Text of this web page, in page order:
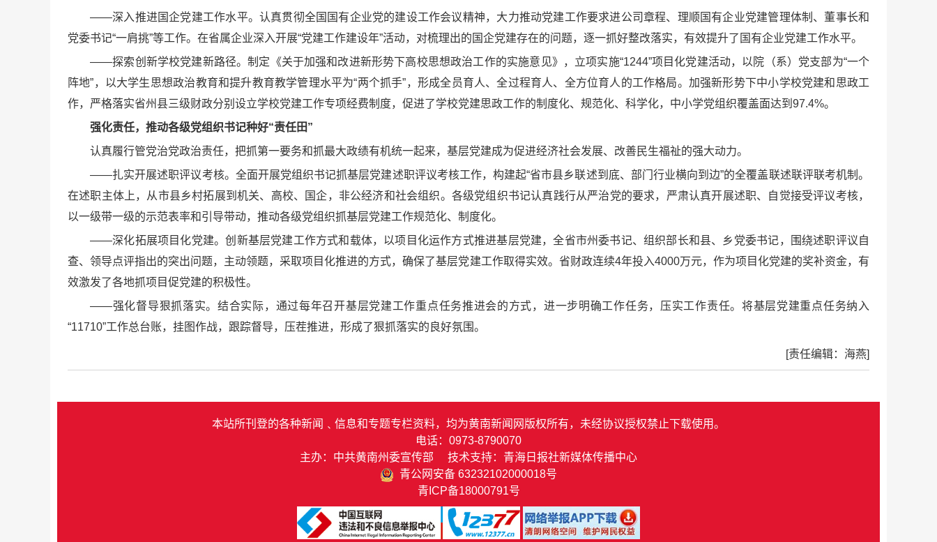
——深入推进国企党建工作水平。认真贯彻全国国有企业党的建设工作会议精神，大力推动党建工作要求进公司章程、理顺国有企业党建管理体制、董事长和
党委书记“一肩挑”等工作。在省属企业深入开展“党建工作建设年”活动，对梳理出的国企党建存在的问题，逐一抓好整改落实，有效提升了国有企业党建工作水平。
——探索创新学校党建新路径。制定《关于加强和改进新形势下高校思想政治工作的实施意见》，立项实施“1244”项目化党建活动，以院（系）党支部为“一个
阵地”，以大学生思想政治教育和提升教育教学管理水平为“两个抓手”，形成全员育人、全过程育人、全方位育人的工作格局。加强新形势下中小学校党建和思政工
作，严格落实省州县三级财政分别设立学校党建工作专项经费制度，促进了学校党建思政工作的制度化、规范化、科学化，中小学党组织覆盖面达到97.4%。
强化责任，推动各级党组织书记种好“责任田”
认真履行管党治党政治责任，把抓第一要务和抓最大政绩有机统一起来，基层党建成为促进经济社会发展、改善民生福祉的强大动力。
——扎实开展述职评议考核。全面开展党组织书记抓基层党建述职评议考核工作，构建起“省市县乡联述到底、部门行业横向到边”的全覆盖联述联评联考机制。
在述职主体上，从市县乡村拓展到机关、高校、国企，非公经济和社会组织。各级党组织书记认真践行从严治党的要求，严肃认真开展述职、自觉接受评议考核，
以一级带一级的示范表率和引导带动，推动各级党组织抓基层党建工作规范化、制度化。
——深化拓展项目化党建。创新基层党建工作方式和载体，以项目化运作方式推进基层党建，全省市州委书记、组织部长和县、乡党委书记，围绕述职评议自
查、领导点评指出的突出问题，主动领题，采取项目化推进的方式，确保了基层党建工作取得实效。省财政连续4年投入4000万元，作为项目化党建的奖补资金，有
效激发了各地抓项目促党建的积极性。
——强化督导狠抓落实。结合实际，通过每年召开基层党建工作重点任务推进会的方式，进一步明确工作任务，压实工作责任。将基层党建重点任务纳入
“11710”工作总台账，挂图作战，跟踪督导，压茬推进，形成了狠抓落实的良好氛围。
[责任编辑：海燕]
本站所刊登的各种新闻﹑信息和专题专栏资料，均为黄南新闻网版权所有，未经协议授权禁止下载使用。
电话：0973-8790070
主办：中共黄南州委宣传部 技术支持：青海日报社新媒体传播中心
青公网安备 63232102000018号
青ICP备18000791号